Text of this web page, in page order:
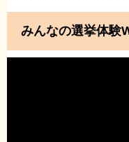
みんなの選挙体